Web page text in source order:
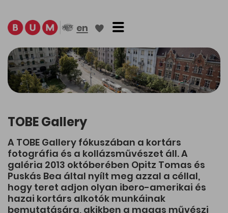
en
TOBE Gallery
A TOBE Gallery fókuszában a kortárs
fotográfia és a kollázsművészet áll. A
galéria 2013 októberében Opitz Tomas és
Puskás Bea által nyílt meg azzal a céllal,
hogy teret adjon olyan ibero-amerikai és
hazai kortárs alkotók munkáinak
bemutatására, akikben a magas művészi